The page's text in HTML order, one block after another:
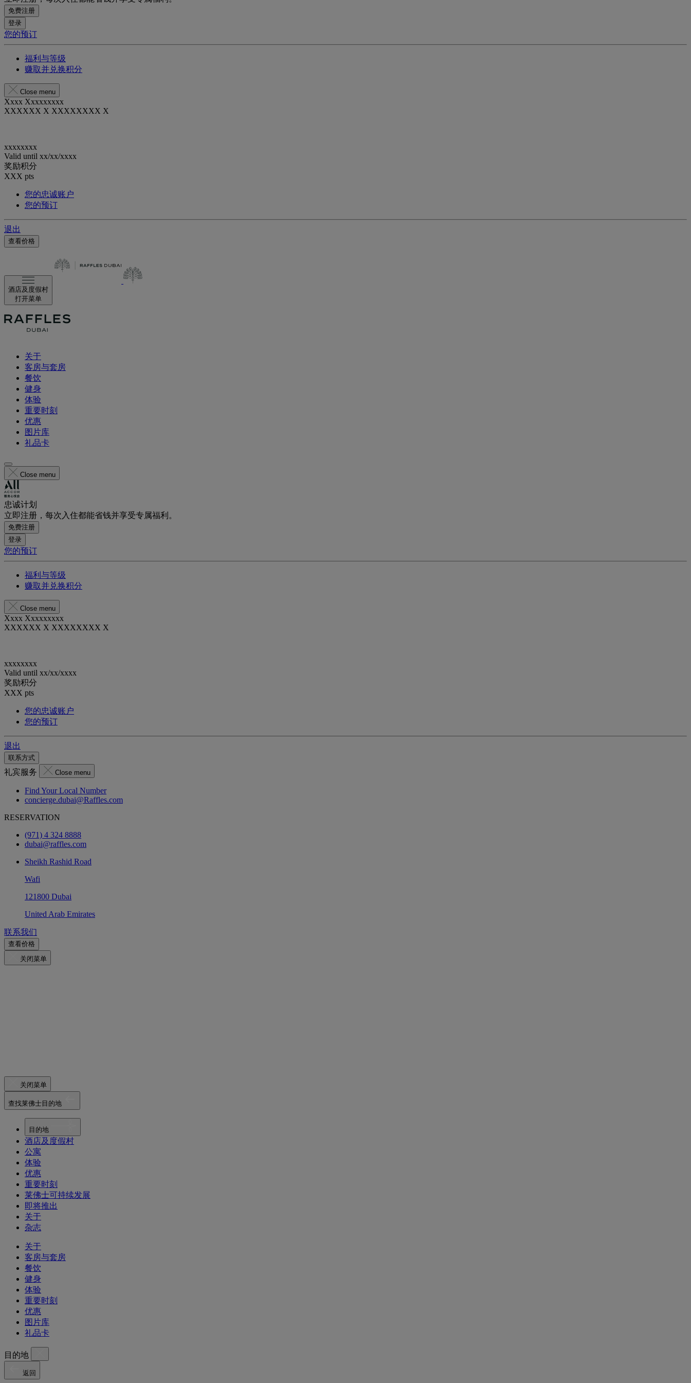
免费注册
登录
您的预订
福利与等级
赚取并兑换积分
Close menu
Xxxx Xxxxxxxxx
XXXXXX X XXXXXXXX X
xxxxxxxx
Valid until xx/xx/xxxx
奖励积分
XXX pts
您的忠诚账户
您的预订
退出
查看价格
酒店及度假村
打开菜单
关于
客房与套房
餐饮
健身
体验
重要时刻
优惠
图片库
礼品卡
Close menu
忠诚计划
立即注册，每次入住都能省钱并享受专属福利。
免费注册
登录
您的预订
福利与等级
赚取并兑换积分
Close menu
Xxxx Xxxxxxxxx
XXXXXX X XXXXXXXX X
xxxxxxxx
Valid until xx/xx/xxxx
奖励积分
XXX pts
您的忠诚账户
您的预订
退出
联系方式
礼宾服务 Close menu
Find Your Local Number
concierge.dubai@Raffles.com
RESERVATION
(971) 4 324 8888
dubai@raffles.com
Sheikh Rashid Road
Wafi
121800 Dubai
United Arab Emirates
联系我们
查看价格
关闭菜单
关闭菜单
查找莱佛士目的地
目的地
酒店及度假村
公寓
体验
优惠
重要时刻
莱佛士可持续发展
即将推出
关于
杂志
关于
客房与套房
餐饮
健身
体验
重要时刻
优惠
图片库
礼品卡
目的地
返回